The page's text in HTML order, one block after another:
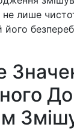
не лише
його